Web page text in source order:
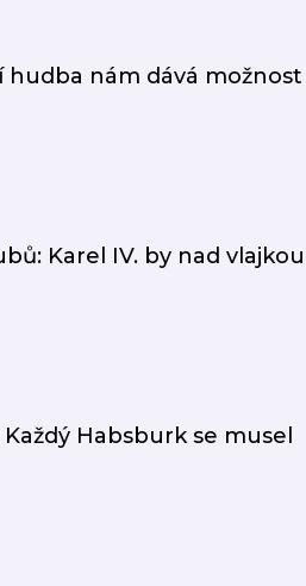
hudba nám dává možnost
Karel IV. by nad vlajkou
Habsburk se musel